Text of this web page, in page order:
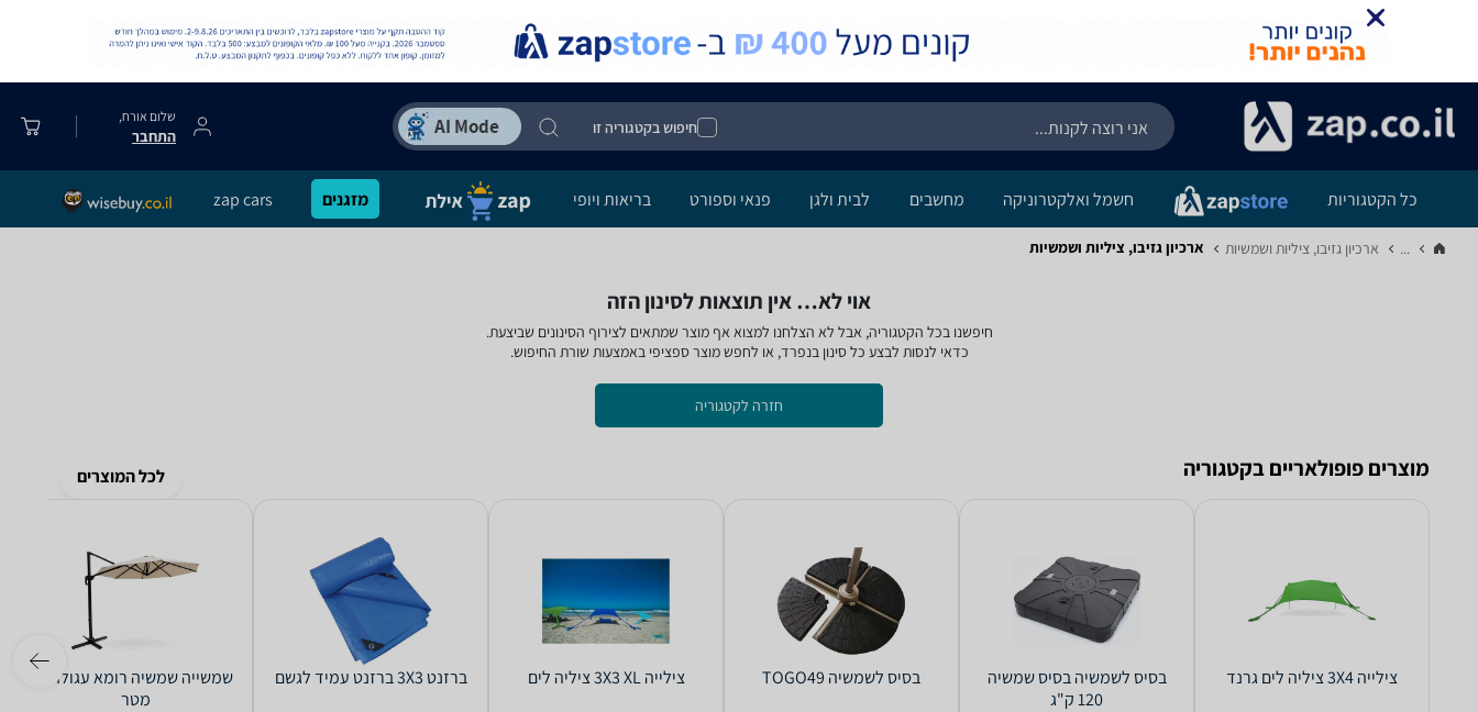
חיפוש בקטגוריה זו
שלום אורח,
התחבר
כל הקטגוריות חשמל ואלקטרוניקה מחשבים לבית ולגן פנאי וספורט בריאות ויופי מזגנים zap cars
... ארכיון גזיבו, ציליות ושמשיות‏ ארכיון גזיבו, ציליות ושמשיות
אוי לא… אין תוצאות לסינון הזה
חיפשנו בכל הקטגוריה, אבל לא הצלחנו למצוא אף מוצר שמתאים לצירוף הסינונים שביצעת.
כדאי לנסות לבצע כל סינון בנפרד, או לחפש מוצר ספציפי באמצעות שורת החיפוש.
חזרה לקטגוריה
מוצרים פופולאריים בקטגוריה לכל המוצרים
‏צילייה 3X4 ציליה לים גרנד
‏בסיס לשמשיה בסיס שמשיה
120 ק"ג
‏בסיס לשמשיה TOGO49 ‏צילייה 3X3 XL ציליה לים ‏ברזנט 3X3 ברזנט עמיד לגשם
מטר